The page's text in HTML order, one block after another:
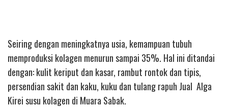
Seiring dengan meningkatnya usia, kemampuan tubuh
memproduksi kolagen menurun sampai 35%. Hal ini ditandai
dengan: kulit keriput dan kasar, rambut rontok dan tipis,
persendian sakit dan kaku, kuku dan tulang rapuh Jual Alga
Kirei susu kolagen di Muara Sabak.